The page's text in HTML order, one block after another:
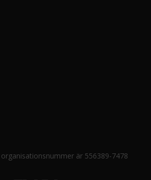
är 556389-7478